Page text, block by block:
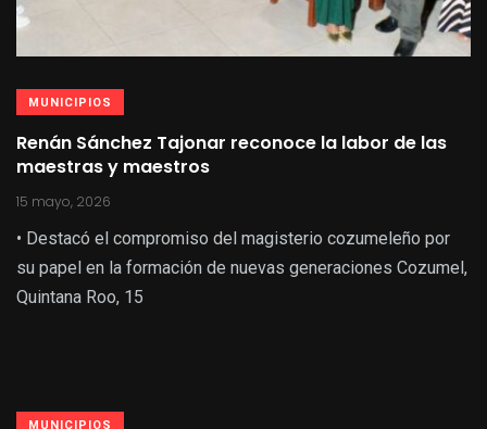
MUNICIPIOS
Renán Sánchez Tajonar reconoce la labor de las
maestras y maestros
15 mayo, 2026
• Destacó el compromiso del magisterio cozumeleño por
su papel en la formación de nuevas generaciones Cozumel,
Quintana Roo, 15
MUNICIPIOS